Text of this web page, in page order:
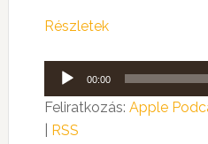
Részletek
Audió
lejátszó
00:00
Feliratkozás: Apple
RSS